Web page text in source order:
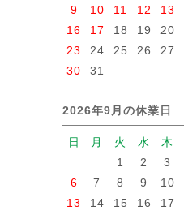
9
10 11 12 13
16
17 18 19 20
23
24 25 26 27
30
31
2026年9月の休業日
日 月 火 水 木
1
2 3
6
7 8 9 10
13
14 15 16 17